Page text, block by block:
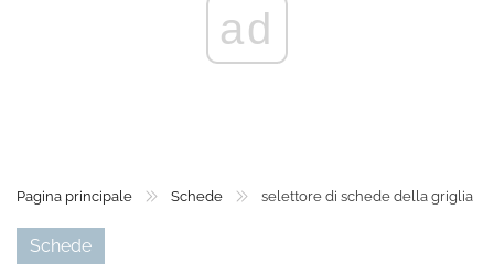
ad
Pagina principale Schede selettore di schede della griglia
Schede